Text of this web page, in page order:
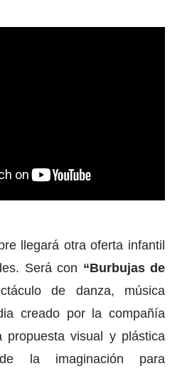
llegará otra oferta infantil
Será con “Burbujas de
de danza, música
creado por la compañía
propuesta visual y plástica
la imaginación para